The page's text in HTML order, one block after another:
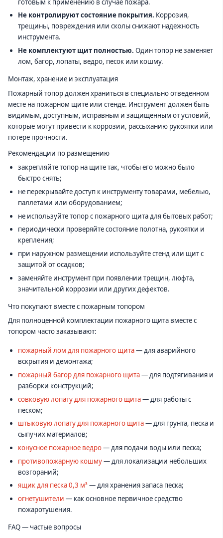
готовым к применению в случае пожара.
Не контролируют состояние покрытия. Коррозия,
трещины, повреждения или сколы снижают надежность
инструмента.
Не комплектуют щит полностью. Один топор не заменяет
лом, багор, лопаты, ведро, песок или кошму.
Монтаж, хранение и эксплуатация
Пожарный топор должен храниться в специально отведенном
месте на пожарном щите или стенде. Инструмент должен быть
видимым, доступным, исправным и защищенным от условий,
которые могут привести к коррозии, рассыханию рукоятки или
потере прочности.
Рекомендации по размещению
закрепляйте топор на щите так, чтобы его можно было
быстро снять;
не перекрывайте доступ к инструменту товарами, мебелью,
паллетами или оборудованием;
не используйте топор с пожарного щита для бытовых работ;
периодически проверяйте состояние полотна, рукоятки и
крепления;
при наружном размещении используйте стенд или щит с
защитой от осадков;
заменяйте инструмент при появлении трещин, люфта,
значительной коррозии или других дефектов.
Что покупают вместе с пожарным топором
Для полноценной комплектации пожарного щита вместе с
топором часто заказывают:
пожарный лом для пожарного щита— для аварийного
вскрытия и демонтажа;
пожарный багор для пожарного щита— для подтягивания и
разборки конструкций;
совковую лопату для пожарного щита— для работы с
песком;
штыковую лопату для пожарного щита— для грунта, песка и
сыпучих материалов;
конусное пожарное ведро— для подачи воды или песка;
противопожарную кошму— для локализации небольших
возгораний;
ящик для песка 0,3 м³— для хранения запаса песка;
огнетушители — как основное первичное средство
пожаротушения.
FAQ — частые вопросы